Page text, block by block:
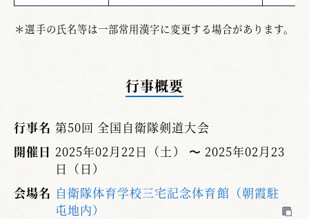
＊選手の氏名等は一部常用漢字に変更する場合があります。
行事概要
行事名 第50回 全国自衛隊剣道大会
開催日 2025年02月22日（土） 〜 2025年02月23
日（日）
会場名 自衛隊体育学校三宅記念体育館（朝霞駐
屯地内）